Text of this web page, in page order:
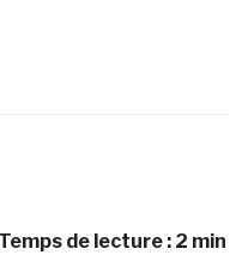
Temps de lecture : 2 min